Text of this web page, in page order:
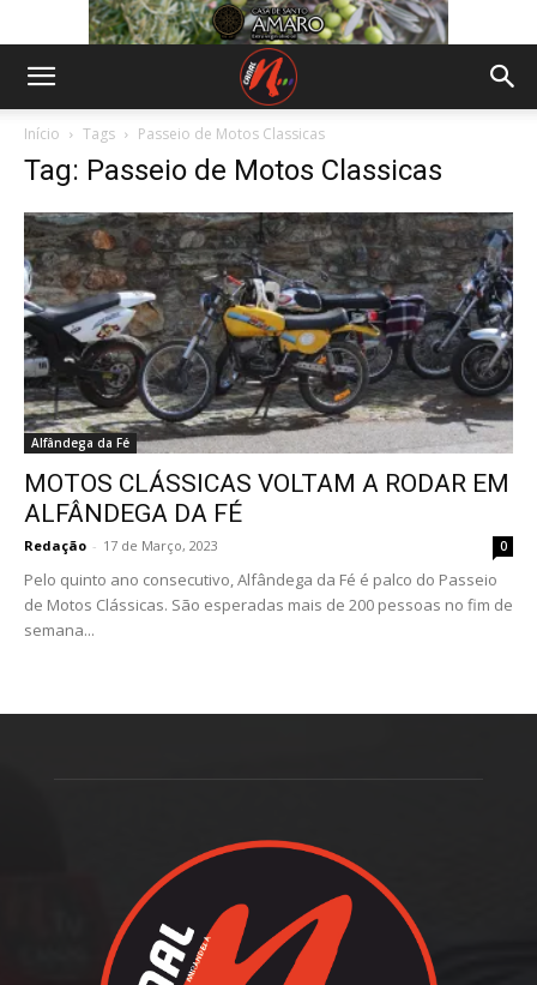
Início Tags Passeio de Motos Classicas
Tag: Passeio de Motos Classicas
Alfândega da Fé
MOTOS CLÁSSICAS VOLTAM A RODAR EM
ALFÂNDEGA DA FÉ
Redação - 17 de Março, 2023 0
Pelo quinto ano consecutivo, Alfândega da Fé é palco do Passeio
de Motos Clássicas. São esperadas mais de 200 pessoas no fim de
semana...